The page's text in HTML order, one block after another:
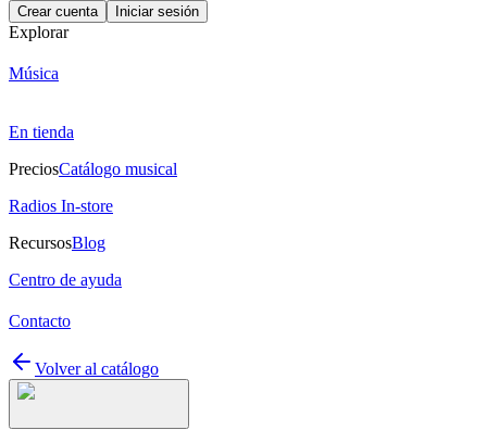
Crear cuenta Iniciar sesión
Explorar
Música
En tienda
PreciosCatálogo musical
Radios In-store
RecursosBlog
Centro de ayuda
Contacto
Volver al catálogo